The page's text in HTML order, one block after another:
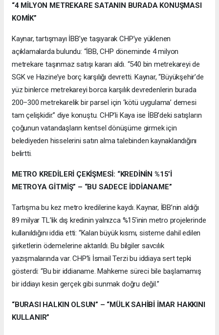
“4 MİLYON METREKARE SATANIN BURADA KONUŞMASI
KOMİK”
Kaynar, tartışmayı İBB’ye taşıyarak CHP’ye yüklenen
açıklamalarda bulundu: “İBB, CHP döneminde 4 milyon
metrekare taşınmaz satışı kararı aldı. “540 bin metrekareyi de
SGK ve Hazine’ye borç karşılığı devretti. Kaynar, “Büyükşehir’de
yüz binlerce metrekareyi borca karşılık devredenlerin burada
200–300 metrekarelik bir parsel için ‘kötü uygulama’ demesi
tam çelişkidir.” diye konuştu. CHP’li Kaya ise İBB’deki satışların
çoğunun vatandaşların kentsel dönüşüme girmek için
belediyeden hisselerini satın alma talebinden kaynaklandığını
belirtti.
METRO KREDİLERİ ÇEKİŞMESİ: “KREDİNİN %15’İ
METROYA GİTMİŞ” – “BU SADECE İDDİANAME”
Tartışma bu kez metro kredilerine kaydı. Kaynar, İBB’nin aldığı
89 milyar TL’lik dış kredinin yalnızca %15’inin metro projelerinde
kullanıldığını iddia etti: “Kalan büyük kısmı, sisteme dahil edilen
şirketlerin ödemelerine aktarıldı. Bu bilgiler savcılık
yazışmalarında var. CHP’li İsmail Terzi bu iddiaya sert tepki
gösterdi: “Bu bir iddianame. Mahkeme süreci bile başlamamış
bir iddiayı kesin gerçek gibi sunmak doğru değil.”
“BURASI HALKIN OLSUN” – “MÜLK SAHİBİ İMAR HAKKINI
KULLANIR”